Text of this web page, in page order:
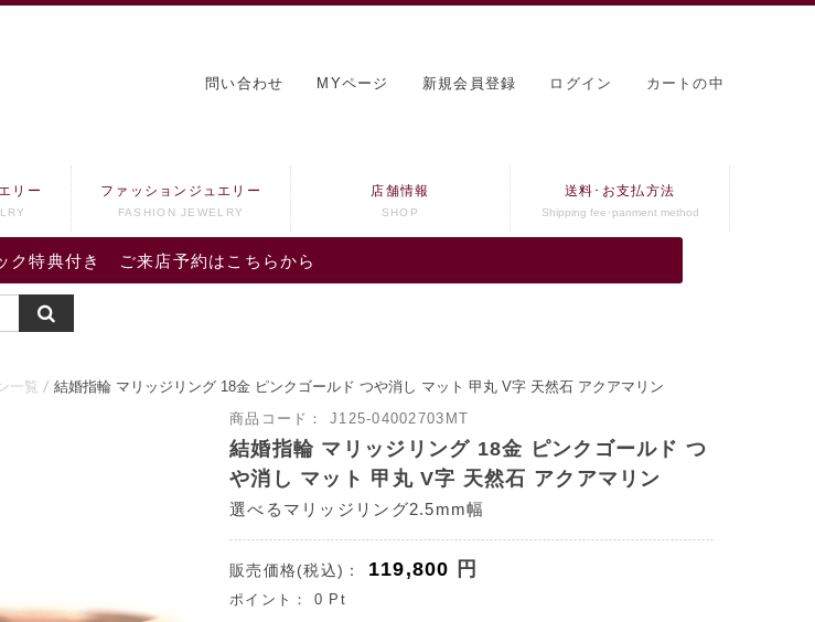
問い合わせ MYページ 新規会員登録 ログイン カートの中
ク特典付き ご来店予約はこちらから
リー ファッションジュエリー
FASHION JEWELRY
店舗情報
SHOP
送料･お支払方法
Shipping fee･panment method
一覧 結婚指輪 マリッジリング 18金 ピンクゴールド つや消し マット 甲丸 V字 天然石 アクアマリン
商品コード： J125-04002703MT
結婚指輪 マリッジリング 18金 ピンクゴールド つ
や消し マット 甲丸 V字 天然石 アクアマリン
選べるマリッジリング2.5mm幅
販売価格(税込)： 119,800 円
ポイント： 0 Pt